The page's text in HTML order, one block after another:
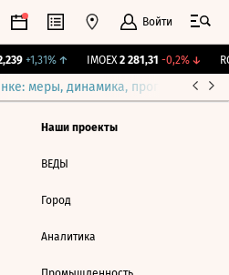
Войти
+1,31%↑ IMOEX 2 281,31 -0,2%↓
меры, динамика, прогнозы
Наши проекты
ВЕДЫ
Город
Аналитика